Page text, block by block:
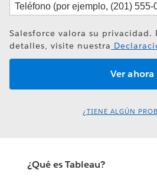
Salesforce valora su privacidad.
detalles, visite nuestra
¿TIENE ALGÚN
¿Qué es Tableau?